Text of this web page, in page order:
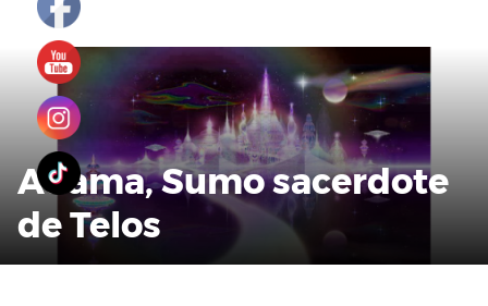
Adama, Sumo sacerdote
de Telos